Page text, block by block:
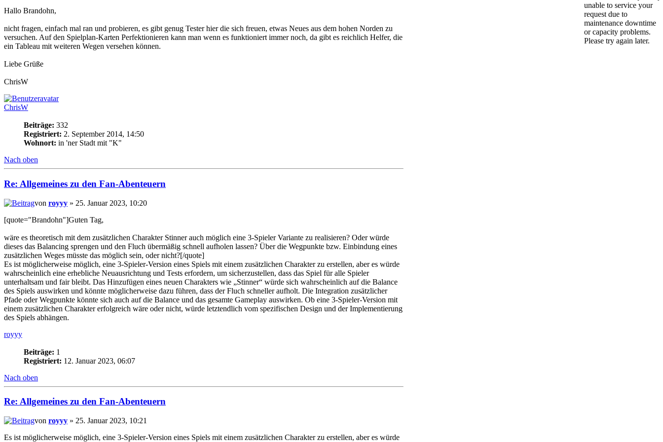
Hallo Brandohn,
nicht fragen, einfach mal ran und probieren, es gibt genug Tester hier die sich freuen, etwas Neues aus dem hohen Norden zu
versuchen. Auf den Spielplan-Karten Perfektionieren kann man wenn es funktioniert immer noch, da gibt es reichlich Helfer, die
ein Tableau mit weiteren Wegen versehen können.
Liebe Grüße
ChrisW
ChrisW
Beiträge: 332
Registriert: 2. September 2014, 14:50
Wohnort: in 'ner Stadt mit "K"
Nach oben
Re: Allgemeines zu den Fan-Abenteuern
von royyy » 25. Januar 2023, 10:20
[quote="Brandohn"]Guten Tag,
wäre es theoretisch mit dem zusätzlichen Charakter Stinner auch möglich eine 3-Spieler Variante zu realisieren? Oder würde
dieses das Balancing sprengen und den Fluch übermäßig schnell aufholen lassen? Über die Wegpunkte bzw. Einbindung eines
zusätzlichen Weges müsste das möglich sein, oder nicht?[/quote]
Es ist möglicherweise möglich, eine 3-Spieler-Version eines Spiels mit einem zusätzlichen Charakter zu erstellen, aber es würde
wahrscheinlich eine erhebliche Neuausrichtung und Tests erfordern, um sicherzustellen, dass das Spiel für alle Spieler
unterhaltsam und fair bleibt. Das Hinzufügen eines neuen Charakters wie „Stinner“ würde sich wahrscheinlich auf die Balance
des Spiels auswirken und könnte möglicherweise dazu führen, dass der Fluch schneller aufholt. Die Integration zusätzlicher
Pfade oder Wegpunkte könnte sich auch auf die Balance und das gesamte Gameplay auswirken. Ob eine 3-Spieler-Version mit
einem zusätzlichen Charakter erfolgreich wäre oder nicht, würde letztendlich vom spezifischen Design und der Implementierung
des Spiels abhängen.
royyy
Beiträge: 1
Registriert: 12. Januar 2023, 06:07
Nach oben
Re: Allgemeines zu den Fan-Abenteuern
von royyy » 25. Januar 2023, 10:21
Es ist möglicherweise möglich, eine 3-Spieler-Version eines Spiels mit einem zusätzlichen Charakter zu erstellen, aber es würde